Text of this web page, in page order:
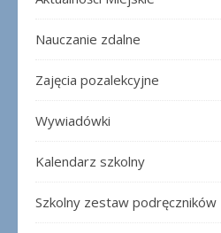
Nauczanie zdalne
Zajęcia pozalekcyjne
Wywiadówki
Kalendarz szkolny
Szkolny zestaw podręczników